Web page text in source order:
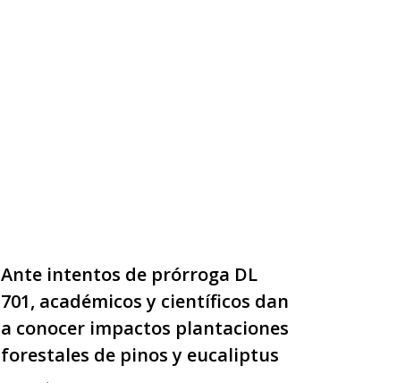
Ante intentos de prórroga DL
701, académicos y científicos dan
a conocer impactos plantaciones
forestales de pinos y eucaliptus